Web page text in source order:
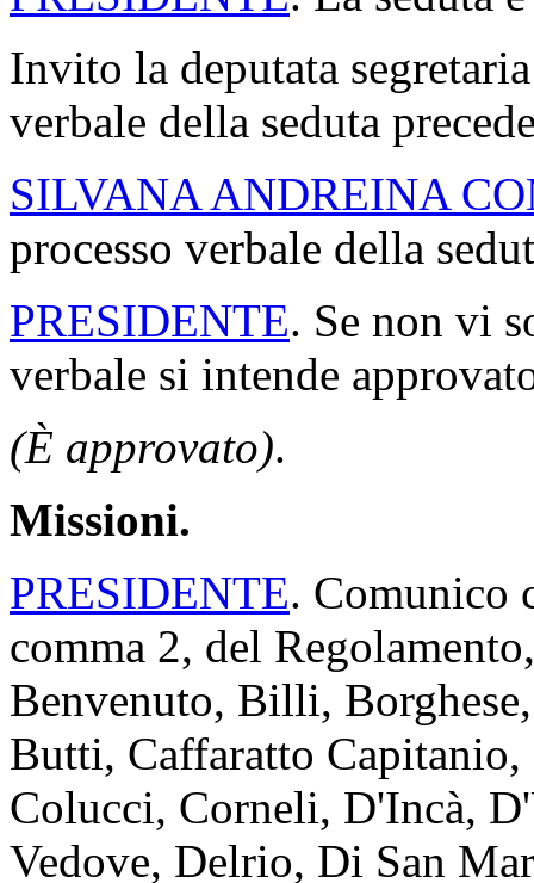
Invito la deputata
verbale della seduta
SILVANA ANDREINA
processo verbale della
PRESIDENTE. Se non vi
verbale si intende
(È approvato).
Missioni.
PRESIDENTE. Comunico
comma 2, del
Benvenuto, Billi,
Butti, Caffaratto
Colucci, Corneli, D'Incà,
Vedove, Delrio, Di San